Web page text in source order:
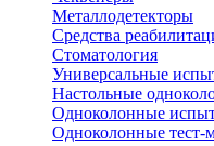
Металлодетекторы
Средства
Стоматология
Универсальные
Настольные
Одноколонные
Одноколонные